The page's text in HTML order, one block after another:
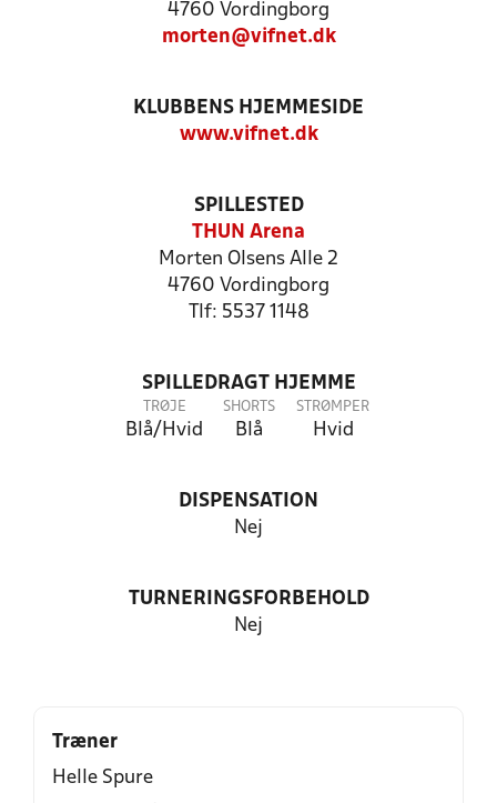
4760 Vordingborg
morten@vifnet.dk
KLUBBENS HJEMMESIDE
www.vifnet.dk
SPILLESTED
THUN Arena
Morten Olsens Alle 2
4760 Vordingborg
Tlf: 5537 1148
SPILLEDRAGT HJEMME
TRØJE
Blå/Hvid
SHORTS
Blå
STRØMPER
Hvid
DISPENSATION
Nej
TURNERINGSFORBEHOLD
Nej
Træner
Helle Spure